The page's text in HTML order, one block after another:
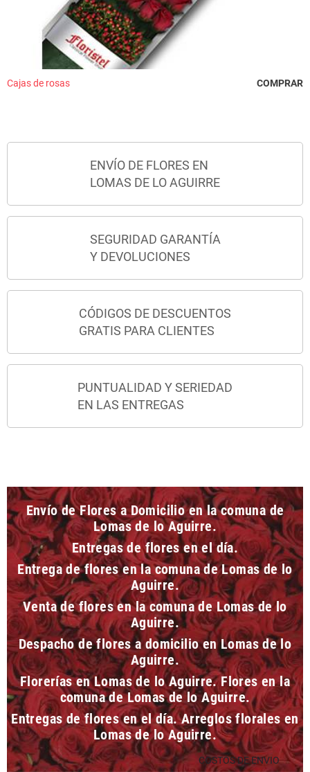
Cajas de rosas COMPRAR
ENVÍO DE FLORES EN
LOMAS DE LO AGUIRRE
SEGURIDAD GARANTÍA
Y DEVOLUCIONES
CÓDIGOS DE DESCUENTOS
GRATIS PARA CLIENTES
PUNTUALIDAD Y SERIEDAD
EN LAS ENTREGAS
Envío de Flores a Domicilio en la comuna de
Lomas de lo Aguirre.
Entregas de flores en el día.
Entrega de flores en la comuna de Lomas de lo
Aguirre.
Venta de flores en la comuna de Lomas de lo
Aguirre.
Despacho de flores a domicilio en Lomas de lo
Aguirre.
Florerías en Lomas de lo Aguirre. Flores en la
comuna de Lomas de lo Aguirre.
Entregas de flores en el día. Arreglos florales en
Lomas de lo Aguirre.
COSTOS DE ENVIO